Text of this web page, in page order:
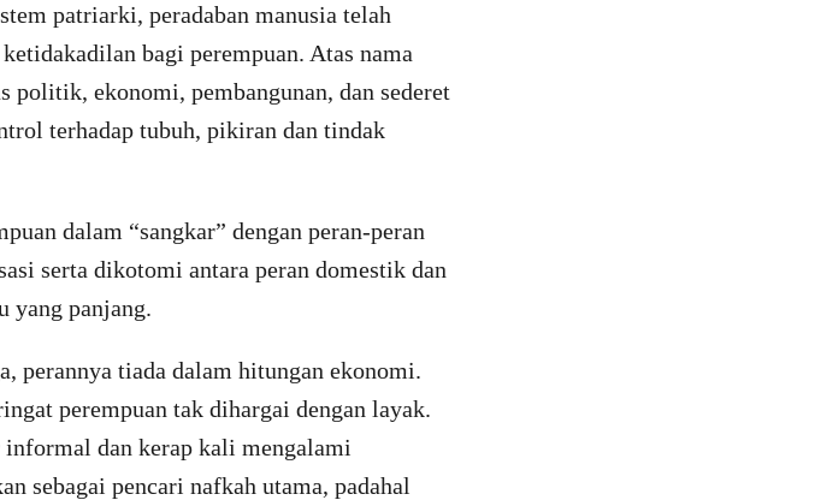
patriarki, peradaban manusia telah
bagi perempuan. Atas nama
politik, ekonomi, pembangunan, dan sederet
terhadap tubuh, pikiran dan tindak
dalam “sangkar” dengan peran-peran
serta dikotomi antara peran domestik dan
yang panjang.
perannya tiada dalam hitungan ekonomi.
perempuan tak dihargai dengan layak.
informal dan kerap kali mengalami
sebagai pencari nafkah utama, padahal